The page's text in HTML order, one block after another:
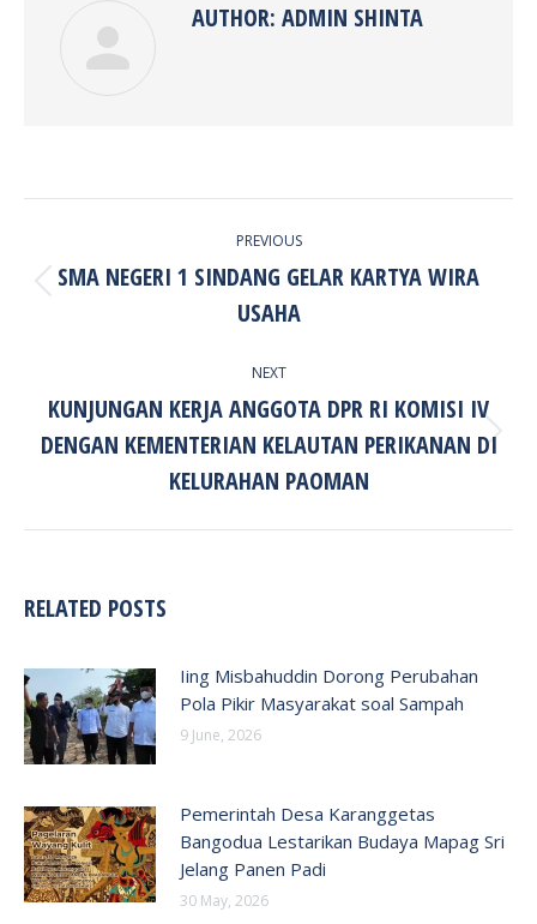
AUTHOR: ADMIN SHINTA
PREVIOUS
Previous
post:
SMA NEGERI 1 SINDANG GELAR KARTYA WIRA
USAHA
NEXT
Next
post:
KUNJUNGAN KERJA ANGGOTA DPR RI KOMISI IV
DENGAN KEMENTERIAN KELAUTAN PERIKANAN DI
KELURAHAN PAOMAN
RELATED POSTS
Iing Misbahuddin Dorong Perubahan
Pola Pikir Masyarakat soal Sampah
9 June, 2026
Pemerintah Desa Karanggetas
Bangodua Lestarikan Budaya Mapag Sri
Jelang Panen Padi
30 May, 2026